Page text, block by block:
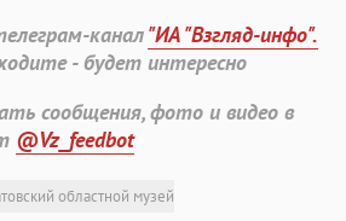
канал"ИА "Взгляд-инфо".
- будет интересно
сообщения, фото и видео в
@Vz_feedbot
областной музей